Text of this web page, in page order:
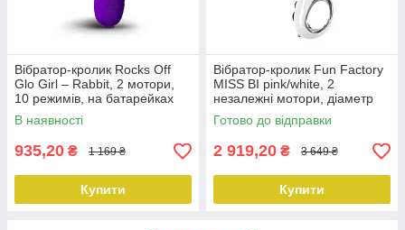
Вібратор-кролик Rocks Off
Glo Girl – Rabbit, 2 мотори,
10 режимів, на батарейках
В наявності
935,20 ₴ 1 169 ₴
Купити
Вібратор-кролик Fun Factory
MISS BI pink/white, 2
незалежні мотори, діаметр
4,2 см
Готово до відправки
2 919,20 ₴ 3 649 ₴
Купити